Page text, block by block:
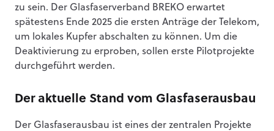
zu sein. Der Glasfaserverband BREKO erwartet
spätestens Ende 2025 die ersten Anträge der Telekom,
um lokales Kupfer abschalten zu können. Um die
Deaktivierung zu erproben, sollen erste Pilotprojekte
durchgeführt werden.
Der aktuelle Stand vom Glasfaserausbau
Der Glasfaserausbau ist eines der zentralen Projekte